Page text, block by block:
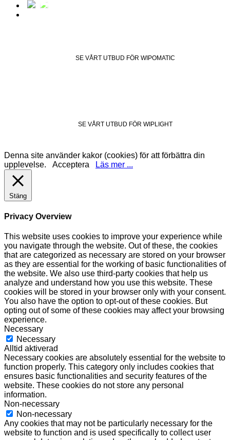
SE VÅRT UTBUD FÖR WIPOMATIC
SE VÅRT UTBUD FÖR WIPLIGHT
Denna site använder kakor (cookies) för att förbättra din
upplevelse. Acceptera Läs mer ...
Stäng
Privacy Overview
This website uses cookies to improve your experience while
you navigate through the website. Out of these, the cookies
that are categorized as necessary are stored on your browser
as they are essential for the working of basic functionalities of
the website. We also use third-party cookies that help us
analyze and understand how you use this website. These
cookies will be stored in your browser only with your consent.
You also have the option to opt-out of these cookies. But
opting out of some of these cookies may affect your browsing
experience.
Necessary
Necessary
Alltid aktiverad
Necessary cookies are absolutely essential for the website to
function properly. This category only includes cookies that
ensures basic functionalities and security features of the
website. These cookies do not store any personal
information.
Non-necessary
Non-necessary
Any cookies that may not be particularly necessary for the
website to function and is used specifically to collect user